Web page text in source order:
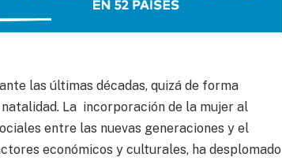
las últimas décadas, quizá de forma
La incorporación de la mujer al
entre las nuevas generaciones y el
económicos y culturales, ha desplomado